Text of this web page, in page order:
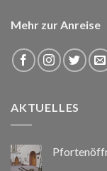
Mehr zur Anreise
AKTUELLES